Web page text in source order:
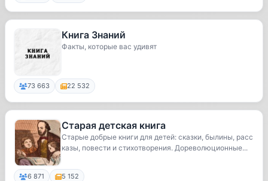
Книга Знаний
Факты, которые вас удивят
73 663 22 532
Старая детская книга
Старые добрые книги для детей: сказки, былины, расс
казы, повести и стихотворения. Дореволюционные...
6 871 5 152